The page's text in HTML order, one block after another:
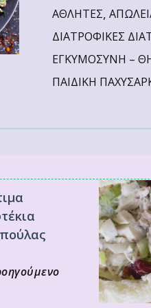
ΑΘΛΗΤΕΣ,
ΔΙΑΤΡΟΦΙΚΕΣ
ΕΓΚΥΜΟΣΥΝΗ –
ΠΑΙΔΙΚΗ